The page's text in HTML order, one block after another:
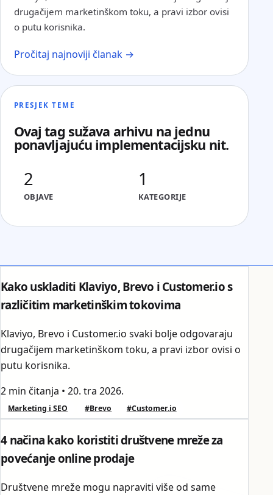
drugačijem marketinškom toku, a pravi izbor ovisi
o putu korisnika.
Pročitaj najnoviji članak →
PRESJEK TEME
Ovaj tag sužava arhivu na jednu
ponavljajuću implementacijsku nit.
2
OBJAVE
1
KATEGORIJE
Kako uskladiti Klaviyo, Brevo i Customer.io s
različitim marketinškim tokovima
Klaviyo, Brevo i Customer.io svaki bolje odgovaraju
drugačijem marketinškom toku, a pravi izbor ovisi o
putu korisnika.
2 min čitanja • 20. tra 2026.
Marketing i SEO #Brevo #Customer.io
4 načina kako koristiti društvene mreže za
povećanje online prodaje
Društvene mreže mogu napraviti više od same